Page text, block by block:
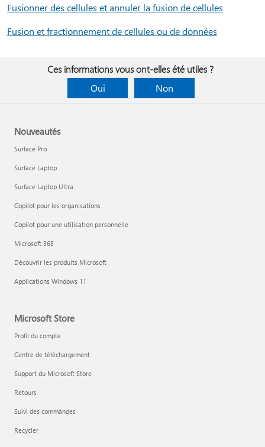
Fusionner des cellules et annuler la fusion de cellules
Fusion et fractionnement de cellules ou de données
Ces informations vous ont-elles été utiles ?
Oui
Non
Nouveautés
Surface Pro
Surface Laptop
Surface Laptop Ultra
Copilot pour les organisations
Copilot pour une utilisation personnelle
Microsoft 365
Découvrir les produits Microsoft
Applications Windows 11
Microsoft Store
Profil du compte
Centre de téléchargement
Support du Microsoft Store
Retours
Suivi des commandes
Recycler